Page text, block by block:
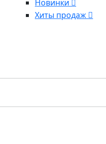
Новинки
Хиты продаж